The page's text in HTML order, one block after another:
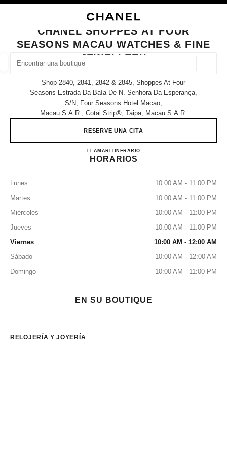
BUSCAR UNA BOUTIQUE
CERRAR TARJETA DE BOUTIQUE CHANEL SHOPPES AT FOUR SEASONS
CHANEL SHOPPES AT FOUR
SEASONS MACAU WATCHES & FINE
JEWELLERY
Shop 2840, 2841, 2842 & 2845, Shoppes At Four
Seasons Estrada Da Baía De N. Senhora Da Esperança,
S/n, Four Seasons Hotel Macao,
Macau S.a.r., Cotai Strip®, Taipa, Macau S.a.r.
RESERVE UNA CITA
LLAMAR68258581ITINERARIOCHANEL SHOPPES AT
HORARIOS
Lunes
10:00 AM - 11:00 PM
Martes
10:00 AM - 11:00 PM
Miércoles
10:00 AM - 11:00 PM
Jueves
10:00 AM - 11:00 PM
Viernes
10:00 AM - 12:00 AM
Sábado
10:00 AM - 12:00 AM
Domingo
10:00 AM - 11:00 PM
EN SU BOUTIQUE
RELOJERÍA Y JOYERÍA
resultado de los filtros por:
GAFAS RELOJERÍA Y JOYERÍA